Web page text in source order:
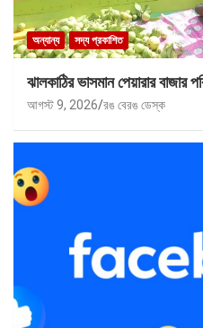
অন্যান্য সদ্য প্রকাশিত
ঝালকাঠির ভাসমান পেয়ারার বাজার
আগস্ট 9, 2026 রঙ বেরঙ ডেস্ক